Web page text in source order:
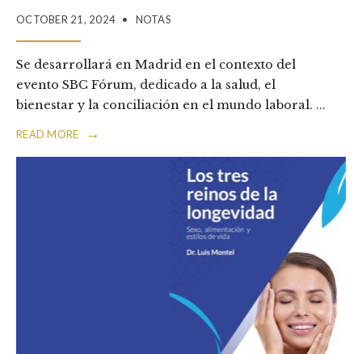
OCTOBER 21, 2024 • NOTAS
Se desarrollará en Madrid en el contexto del
evento SBC Fórum, dedicado a la salud, el
bienestar y la conciliación en el mundo laboral. ...
READ MORE →